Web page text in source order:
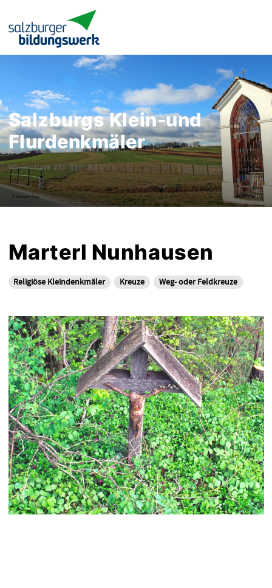
Salzburgs Klein-und
Flurdenkmäler
Marterl Nunhausen
Religiöse Kleindenkmäler Kreuze Weg- oder Feldkreuze